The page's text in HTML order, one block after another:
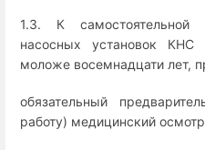
1.3. К самостоятельной
насосных установок КНС
моложе восемнадцати лет,
обязательный
работу) медицинский